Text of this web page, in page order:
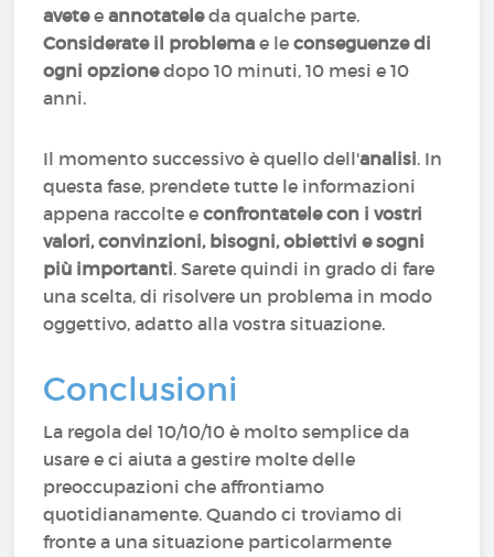
aveteeannotateleda qualche parte.
Considerate il problemae leconseguenze di
ogni opzionedopo 10 minuti, 10 mesi e 10
anni.
Il momento successivo è quello dell'analisi. In
questa fase, prendete tutte le informazioni
appena raccolte econfrontatele con i vostri
valori, convinzioni, bisogni, obiettivi e sogni
più importanti. Sarete quindi in grado di fare
una scelta, di risolvere un problema in modo
oggettivo, adatto alla vostra situazione.
Conclusioni
La regola del 10/10/10 è molto semplice da
usare e ci aiuta a gestire molte delle
preoccupazioni che affrontiamo
quotidianamente. Quando ci troviamo di
fronte a una situazione particolarmente